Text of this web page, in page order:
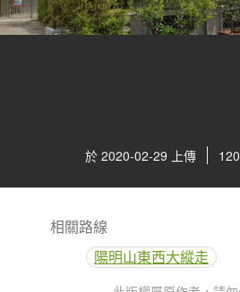
於 2020-02-29 上傳
相關路線
陽明山東西大縱走